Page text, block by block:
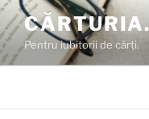
Skip
to
contentPentru iubitorii de cărți.